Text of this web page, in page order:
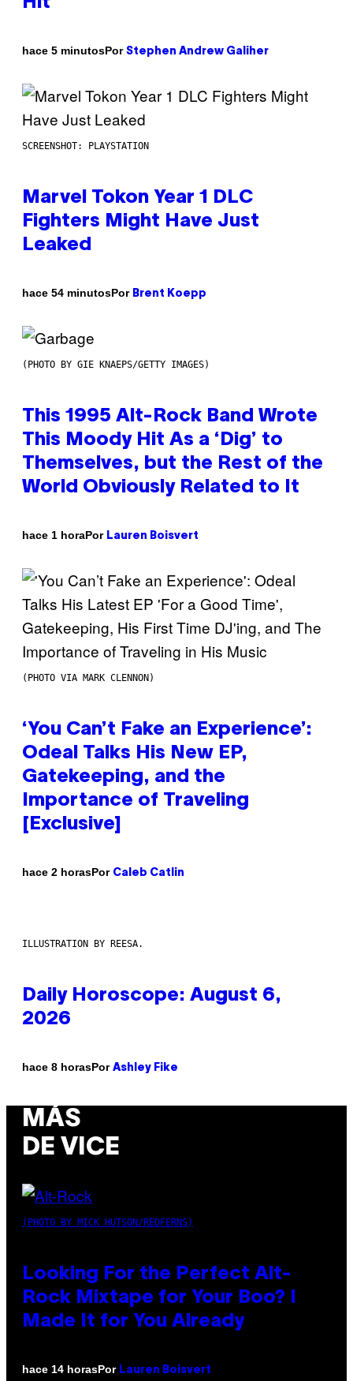
hace 5 minutosPor Stephen Andrew Galiher
SCREENSHOT: PLAYSTATION
Marvel Tokon Year 1 DLC
Fighters Might Have Just
Leaked
hace 54 minutosPor Brent Koepp
(PHOTO BY GIE KNAEPS/GETTY IMAGES)
This 1995 Alt-Rock Band Wrote
This Moody Hit As a ‘Dig’ to
Themselves, but the Rest of the
World Obviously Related to It
hace 1 horaPor Lauren Boisvert
(PHOTO VIA MARK CLENNON)
‘You Can’t Fake an Experience’:
Odeal Talks His New EP,
Gatekeeping, and the
Importance of Traveling
[Exclusive]
hace 2 horasPor Caleb Catlin
ILLUSTRATION BY REESA.
Daily Horoscope: August 6,
2026
hace 8 horasPor Ashley Fike
MÁS
DE VICE
(PHOTO BY MICK HUTSON/REDFERNS)
Looking For the Perfect Alt-
Rock Mixtape for Your Boo? I
Made It for You Already
hace 14 horasPor Lauren Boisvert